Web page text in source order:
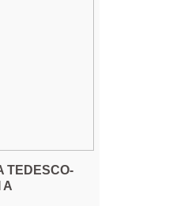
TEDESCO-
A